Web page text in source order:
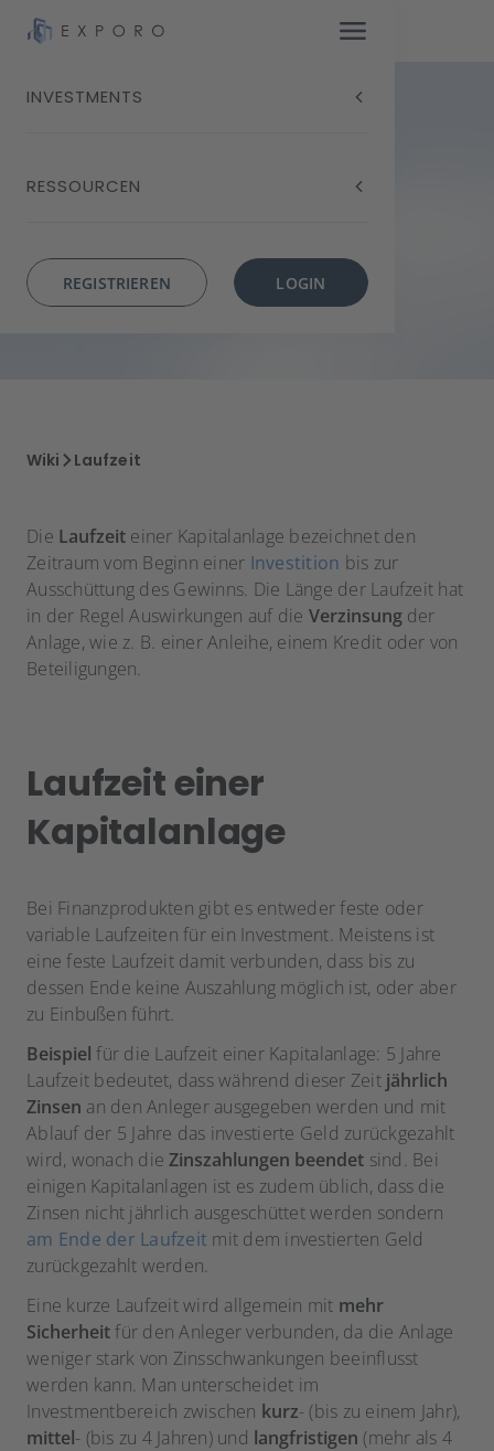
INVESTMENTS
RESSOURCEN
REGISTRIEREN LOGIN
Laufzeit
Wiki Laufzeit
Die Laufzeit einer Kapitalanlage bezeichnet den
Zeitraum vom Beginn einer Investition bis zur
Ausschüttung des Gewinns. Die Länge der Laufzeit hat
in der Regel Auswirkungen auf die Verzinsungder
Anlage, wie z. B. einer Anleihe, einem Kredit oder von
Beteiligungen.
Laufzeit einer
Kapitalanlage
Bei Finanzprodukten gibt es entweder feste oder
variable Laufzeiten für ein Investment. Meistens ist
eine feste Laufzeit damit verbunden, dass bis zu
dessen Ende keine Auszahlung möglich ist, oder aber
zu Einbußen führt.
Beispiel für die Laufzeit einer Kapitalanlage: 5 Jahre
Laufzeit bedeutet, dass während dieser Zeit jährlich
Zinsen an den Anleger ausgegeben werden und mit
Ablauf der 5 Jahre das investierte Geld zurückgezahlt
wird, wonach dieZinszahlungen beendet sind. Bei
einigen Kapitalanlagen ist es zudem üblich, dass die
Zinsen nicht jährlich ausgeschüttet werden sondern
am Ende der Laufzeit mit dem investierten Geld
zurückgezahlt werden.
Eine kurze Laufzeit wird allgemein mit mehr
Sicherheitfür den Anleger verbunden, da die Anlage
weniger stark von Zinsschwankungen beeinflusst
werden kann. Man unterscheidet im
Investmentbereich zwischen kurz- (bis zu einem Jahr),
mittel- (bis zu 4 Jahren) und langfristigen (mehr als 4